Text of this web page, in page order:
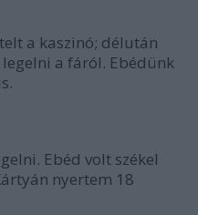
a kaszinó; délután
a fáról. Ebédünk
Ebéd volt székel
nyertem 18